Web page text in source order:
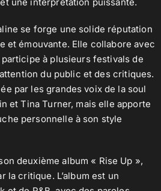
se forge une solide réputation
et émouvante. Elle collabore avec
à plusieurs festivals de
du public et des critiques.
par les grandes voix de la soul
et Tina Turner, mais elle apporte
personnelle à son style
deuxième album « Rise Up »,
la critique. L’album est un